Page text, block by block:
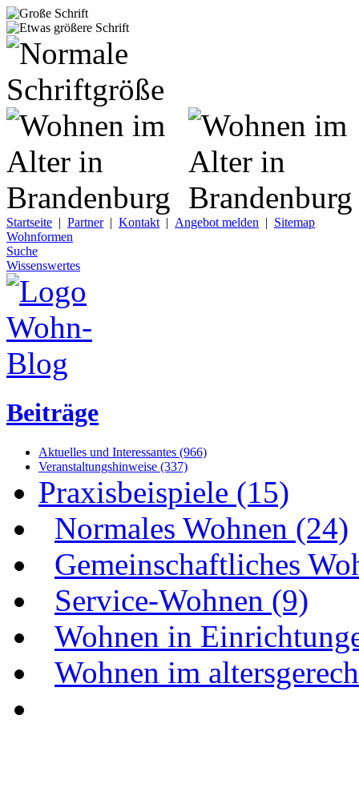
Startseite | Partner| Kontakt | Angebot melden | Sitemap
Wohnformen
Suche
Wissenswertes
Beiträge
Aktuelles und Interessantes (966)
Veranstaltungshinweise (337)
Praxisbeispiele (15)
Normales Wohnen (24)
Gemeinschaftliches
Service-Wohnen (9)
Wohnen in
Wohnen im